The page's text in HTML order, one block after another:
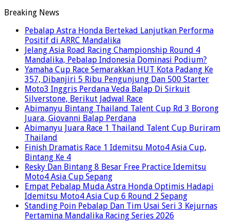
Breaking News
Pebalap Astra Honda Bertekad Lanjutkan Performa
Positif di ARRC Mandalika
Jelang Asia Road Racing Championship Round 4
Mandalika, Pebalap Indonesia Dominasi Podium?
Yamaha Cup Race Semarakkan HUT Kota Padang Ke
357, Dibanjiri 5 Ribu Pengunjung Dan 500 Starter
Moto3 Inggris Perdana Veda Balap Di Sirkuit
Silverstone, Berikut Jadwal Race
Abimanyu Bintang Thailand Talent Cup Rd 3 Borong
Juara, Giovanni Balap Perdana
Abimanyu Juara Race 1 Thailand Talent Cup Buriram
Thailand
Finish Dramatis Race 1 Idemitsu Moto4 Asia Cup,
Bintang Ke 4
Resky Dan Bintang 8 Besar Free Practice Idemitsu
Moto4 Asia Cup Sepang
Empat Pebalap Muda Astra Honda Optimis Hadapi
Idemitsu Moto4 Asia Cup 6 Round 2 Sepang
Standing Poin Pebalap Dan Tim Usai Seri 3 Kejurnas
Pertamina Mandalika Racing Series 2026